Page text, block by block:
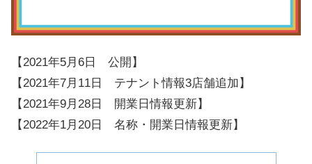
【2021年5月6日 公開】
【2021年7月11日 テナント情報3店舗追加】
【2021年9月28日 開業日情報更新】
【2022年1月20日 名称・開業日情報更新】